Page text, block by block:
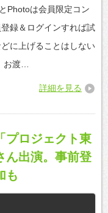
Photoは会員限定コン
録＆ログインすれば試
に上げることはしない
お渡…
詳細を見る
プロジェクト東
ん出演。事前登
も